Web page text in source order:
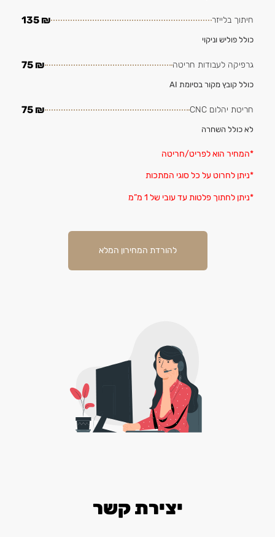
חיתוך בלייזר ₪ 135
כולל פוליש וניקוי
גרפיקה לעבודות חריטה ₪ 75
כולל קובץ מקור בסיומת AI
חריטת יהלום CNC ₪ 75
לא כולל השחרה
*המחיר הוא לפריט/חריטה
*ניתן לחרוט על כל סוגי המתכות
*ניתן לחתוך פלטות עד עובי של 1 מ”מ
להורדת המחירון המלא
יצירת קשר